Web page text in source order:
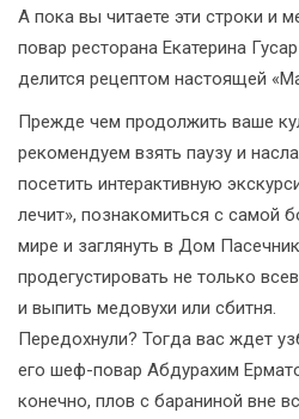
А пока вы читаете эти строки и
повар ресторана Екатерина
делится рецептом настоящей
Прежде чем продолжить ваше
рекомендуем взять паузу и
посетить интерактивную
лечит», познакомиться с самой
мире и заглянуть в Дом
продегустировать не только
и выпить медовухи или сбитня.
Передохнули? Тогда вас ждет
его шеф-повар Абдурахим
конечно, плов с бараниной вне